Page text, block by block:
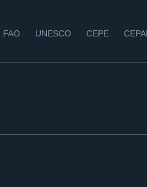
FAO UNESCO CEPE CEPAL